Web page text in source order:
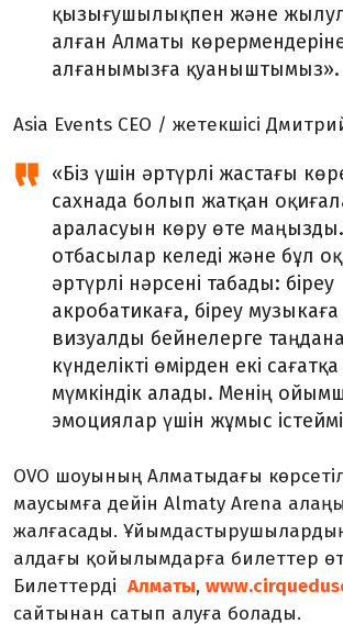
қызығушылықпен және
алған Алматы
алғанымызға қуаныштымыз».
Asia Events CEO / жетекшісі
«Біз үшін әртүрлі жастағы
сахнада болып жатқан
араласуын көру өте маңызды.
отбасылар келеді және бұл
әртүрлі нәрсені табады: біреу
акробатикаға, біреу
визуалды бейнелерге
күнделікті өмірден екі
мүмкіндік алады. Менің
эмоциялар үшін жұмыс
OVO шоуының Алматыдағы
маусымға дейін Almaty Arena
жалғасады.
алдағы қойылымдарға билеттер
Билеттерді Алматы,
сайтынан сатып алуға болады.